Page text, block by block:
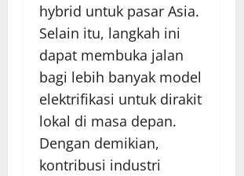
hybrid untuk pasar Asia.
Selain itu, langkah ini
dapat membuka jalan
bagi lebih banyak model
elektrifikasi untuk dirakit
lokal di masa depan.
Dengan demikian,
kontribusi industri